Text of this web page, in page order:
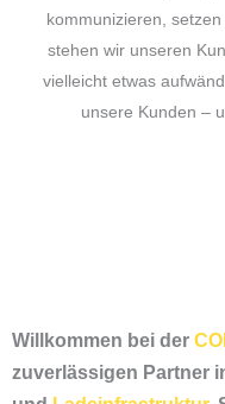
kommunizieren,
stehen wir unseren
vielleicht etwas
unsere Kunden –
Willkommen bei der
zuverlässigen Partner